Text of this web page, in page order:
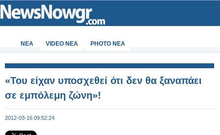
ΝΕΑ VIDEO NEA PHOTO NEA
«Του είχαν υποσχεθεί ότι δεν θα ξαναπάει
σε εμπόλεμη ζώνη»!
2012-03-16 09:52:24